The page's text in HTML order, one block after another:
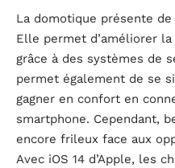
La domotique présente
Elle permet d’améliorer
grâce à des systèmes de
permet également de se
gagner en confort en
smartphone. Cependant,
encore frileux face aux
Avec iOS 14 d’Apple, les